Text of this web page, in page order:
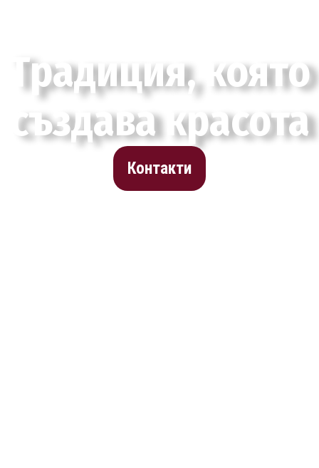
Традиция, която
създава красота
Контакти